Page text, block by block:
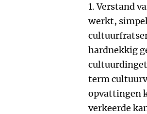
1. Verstand
werkt,
hardnekkig
term
opvattingen
verkeerde